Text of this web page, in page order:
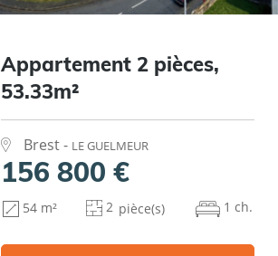
Appartement 2 pièces,
53.33m²
Brest - LE GUELMEUR
156 800 €
54 m² 2 pièce(s) 1 ch.